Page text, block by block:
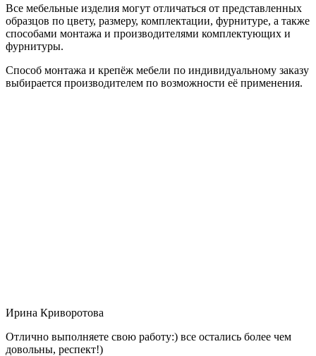
Все мебельные изделия могут отличаться от представленных
образцов по цвету, размеру, комплектации, фурнитуре, а также
способами монтажа и производителями комплектующих и
фурнитуры.
Способ монтажа и крепёж мебели по индивидуальному заказу
выбирается производителем по возможности её применения.
Ирина Криворотова
Отлично выполняете свою работу:) все остались более чем
довольны, респект!)